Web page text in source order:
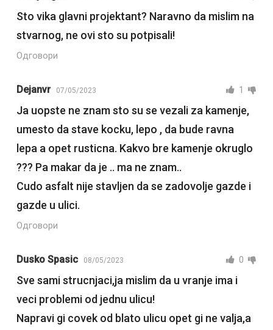
Sto vika glavni projektant? Naravno da mislim na
stvarnog, ne ovi sto su potpisali!
Одговори
Dejanvr 07/05/2023 1
Ja uopste ne znam sto su se vezali za kamenje,
umesto da stave kocku, lepo , da bude ravna
lepa a opet rusticna. Kakvo bre kamenje okruglo
??? Pa makar da je .. ma ne znam..
Cudo asfalt nije stavljen da se zadovolje gazde i
gazde u ulici.
Одговори
Dusko Spasic 08/05/2023 0
Sve sami strucnjaci,ja mislim da u vranje ima i
veci problemi od jednu ulicu!
Napravi gi covek od blato ulicu opet gi ne valja,a